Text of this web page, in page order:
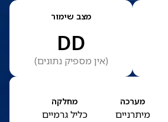
מצב שימור
DD
(אין מספיק נתונים)
מערכה
מיתרניים
מחלקה
כליל גרמיים